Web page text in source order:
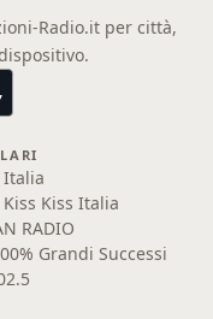
Radio.it per città,
Italia
Kiss Kiss Italia
RADIO
Grandi Successi